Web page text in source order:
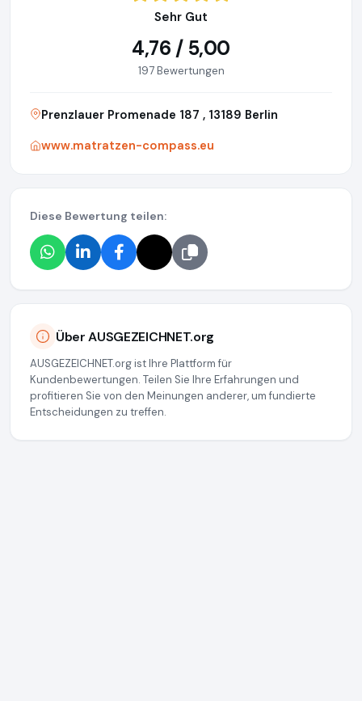
Sehr Gut
4,76 / 5,00
197 Bewertungen
Prenzlauer Promenade 187 , 13189 Berlin
www.matratzen-compass.eu
Diese Bewertung teilen:
Über AUSGEZEICHNET.org
AUSGEZEICHNET.org ist Ihre Plattform für
Kundenbewertungen. Teilen Sie Ihre Erfahrungen und
profitieren Sie von den Meinungen anderer, um fundierte
Entscheidungen zu treffen.